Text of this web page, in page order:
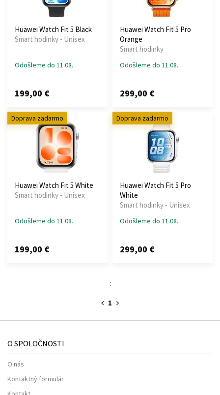
Huawei Watch Fit 5 Black
Smart hodinky - Unisex
Odošleme do 11.08.
199,00 €
Huawei Watch Fit 5 Pro
Orange
Smart hodinky
Odošleme do 11.08.
299,00 €
Doprava zadarmo
Huawei Watch Fit 5 White
Smart hodinky - Unisex
Odošleme do 11.08.
199,00 €
Doprava zadarmo
Huawei Watch Fit 5 Pro
White
Smart hodinky - Unisex
Odošleme do 11.08.
299,00 €
:
1
O SPOLOČNOSTI
O nás
Kontaktný formulár